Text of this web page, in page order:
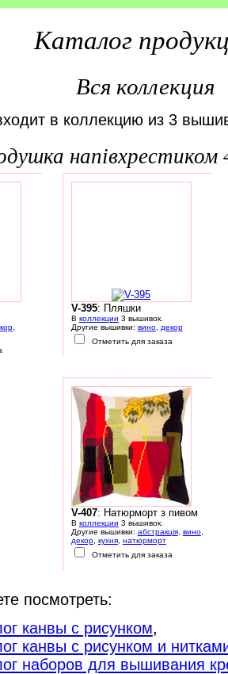
Каталог
Вся коллекция
в коллекцию из 3
,
V-395: Пляшки
В коллекции 3 вышивок.
Другие вышивки: вино,
декор
Отметить для заказа
V-407: Натюрморт з пивом
В коллекции 3 вышивок.
Другие вышивки: абстракція, вино,
декор, кухня, натюрморт
Отметить для заказа
посмотреть:
канвы с рисунком,
канвы с рисунком и
наборов для вышивания